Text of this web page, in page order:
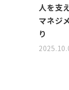
「自分
哉が見